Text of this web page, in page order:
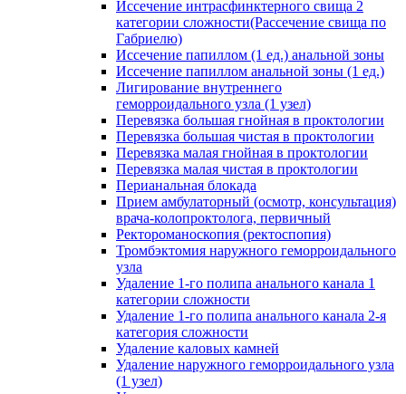
Иссечение интрасфинктерного свища 2
категории сложности(Рассечение свища по
Габриелю)
Иссечение папиллом (1 ед.) анальной зоны
Иссечение папиллом анальной зоны (1 ед.)
Лигирование внутреннего
геморроидального узла (1 узел)
Перевязка большая гнойная в проктологии
Перевязка большая чистая в проктологии
Перевязка малая гнойная в проктологии
Перевязка малая чистая в проктологии
Перианальная блокада
Прием амбулаторный (осмотр, консультация)
врача-колопроктолога, первичный
Ректороманоскопия (ректоспопия)
Тромбэктомия наружного геморроидального
узла
Удаление 1-го полипа анального канала 1
категории сложности
Удаление 1-го полипа анального канала 2-я
категория сложности
Удаление каловых камней
Удаление наружного геморроидального узла
(1 узел)